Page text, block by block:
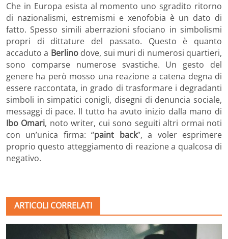
Che in Europa esista al momento uno sgradito ritorno
di nazionalismi, estremismi e xenofobia è un dato di
fatto. Spesso simili aberrazioni sfociano in simbolismi
propri di dittature del passato. Questo è quanto
accaduto a Berlinodove, sui muri di numerosi quartieri,
sono comparse numerose svastiche. Un gesto del
genere ha però mosso una reazione a catena degna di
essere raccontata, in grado di trasformare i degradanti
simboli in simpatici conigli, disegni di denuncia sociale,
messaggi di pace. Il tutto ha avuto inizio dalla mano di
Ibo Omari, noto writer, cui sono seguiti altri ormai noti
con un’unica firma: “paint back”, a voler esprimere
proprio questo atteggiamento di reazione a qualcosa di
negativo.
ARTICOLI CORRELATI